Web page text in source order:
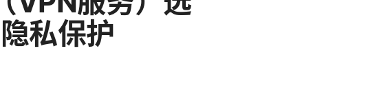
私保护